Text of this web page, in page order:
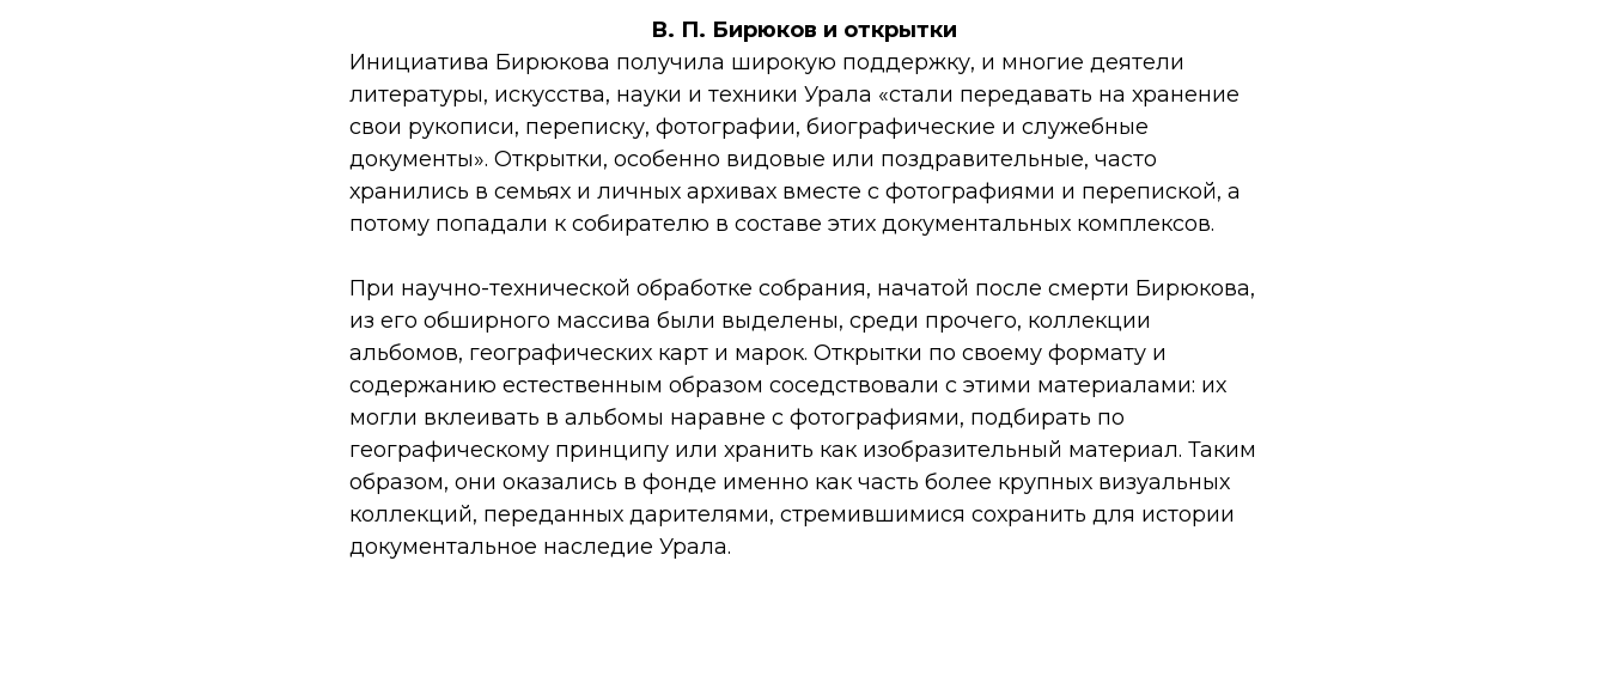
В. П. Бирюков и открытки
Инициатива Бирюкова получила широкую поддержку, и многие деятели
литературы, искусства, науки и техники Урала «стали передавать на хранение
свои рукописи, переписку, фотографии, биографические и служебные
документы». Открытки, особенно видовые или поздравительные, часто
хранились в семьях и личных архивах вместе с фотографиями и перепиской, а
потому попадали к собирателю в составе этих документальных комплексов.
При научно-технической обработке собрания, начатой после смерти Бирюкова,
из его обширного массива были выделены, среди прочего, коллекции
альбомов, географических карт и марок. Открытки по своему формату и
содержанию естественным образом соседствовали с этими материалами: их
могли вклеивать в альбомы наравне с фотографиями, подбирать по
географическому принципу или хранить как изобразительный материал. Таким
образом, они оказались в фонде именно как часть более крупных визуальных
коллекций, переданных дарителями, стремившимися сохранить для истории
документальное наследие Урала.